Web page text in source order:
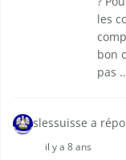
les
bon
pas
slessuisse a
il y a 8 ans